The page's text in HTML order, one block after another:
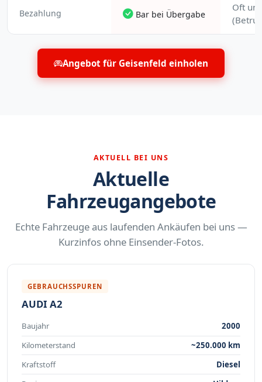
Bezahlung Bar bei Übergabe
Oft
Angebot für Geisenfeld einholen
AKTUELL BEI UNS
Aktuelle
Fahrzeugangebote
Echte Fahrzeuge aus laufenden Ankäufen bei uns —
Kurzinfos ohne Einsender-Fotos.
GEBRAUCHSSPUREN
AUDI A2
Baujahr
2000
Kilometerstand
~250.000 km
Kraftstoff
Diesel